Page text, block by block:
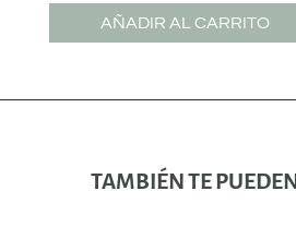
AÑADIR AL CARRITO
TAMBIÉN TE